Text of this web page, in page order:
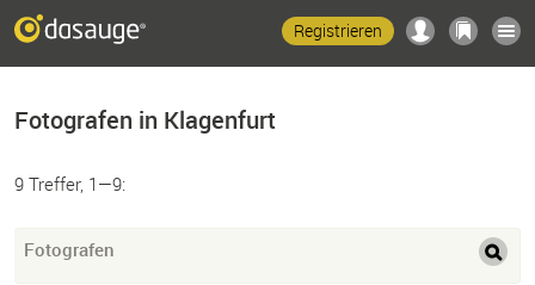
Registrieren
Fotografen in Klagenfurt
9 Treffer, 1—9:
Fotografen